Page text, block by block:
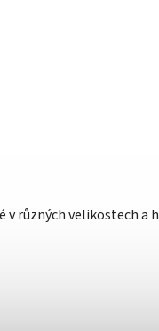
v různých velikostech a